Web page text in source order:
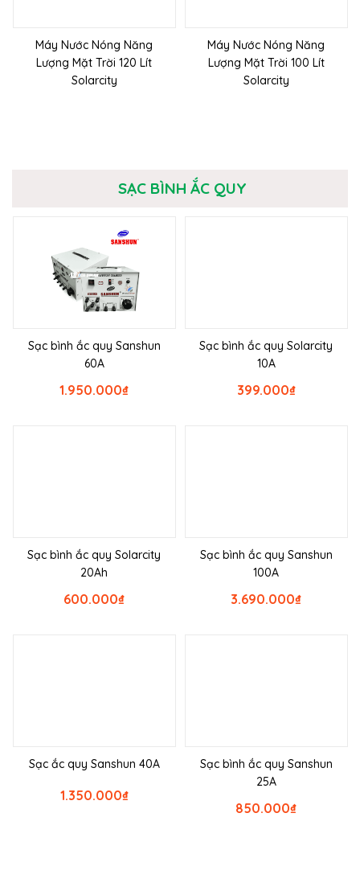
Máy Nước Nóng Năng
Lượng Mặt Trời 120 Lít
Solarcity
Máy Nước Nóng Năng
Lượng Mặt Trời 100 Lít
Solarcity
SẠC BÌNH ẮC QUY
Sạc bình ắc quy Sanshun
60A
₫
1.950.000
Sạc bình ắc quy Solarcity
10A
₫
399.000
Sạc bình ắc quy Solarcity
20Ah
₫
600.000
Sạc bình ắc quy Sanshun
100A
₫
3.690.000
Sạc ắc quy Sanshun 40A
₫
1.350.000
Sạc bình ắc quy Sanshun
25A
₫
850.000